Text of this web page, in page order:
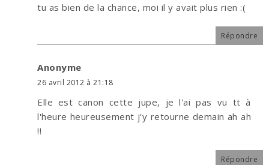
tu as bien de la chance, moi il y avait plus rien :(
Répondre
Anonyme
26 avril 2012 à 21:18
Elle est canon cette jupe, je l'ai pas vu tt à
l'heure heureusement j'y retourne demain ah ah
!!
Répondre